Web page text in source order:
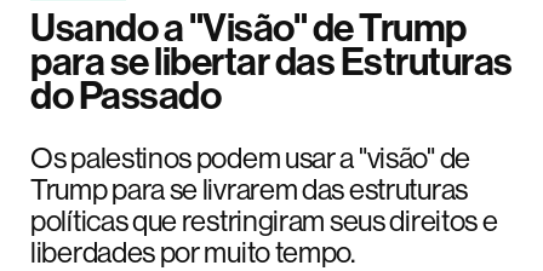
Usando a "Visão" de Trump
para se libertar das Estruturas
do Passado
Os palestinos podem usar a "visão" de
Trump para se livrarem das estruturas
políticas que restringiram seus direitos e
liberdades por muito tempo.